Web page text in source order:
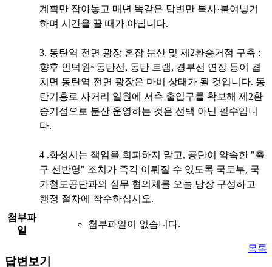
계획만 잡아놓고 매년 똑같은 답변만 복사·붙여넣기
하며 시간을 끌 때가 아닙니다.
3. ​동탄역 전면 광장 혼잡 분산 및 제2환승거점 구축 :
향후 인덕원~동탄선, 동탄 트램, 경부선 연장 등이 겹
치면 동탄역 전면 광장은 마비 상태가 될 것입니다. 동
탄기흥로 사거리 일원에 서측 출입구를 확보해 제2환
승거점으로 분산 운영하는 것은 선택 아닌 필수입니
다.
4 .화성시는 책임을 회피하지 말고, 공단이 약속한 "출
구 선반영" 조치가 즉각 이뤄질 수 있도록 국토부, 국
가철도공단과의 실무 협의체를 오늘 당장 구성하고
행정 절차에 착수하십시오.
첨부파
일
첨부파일이 없습니다.
목록
답변보기